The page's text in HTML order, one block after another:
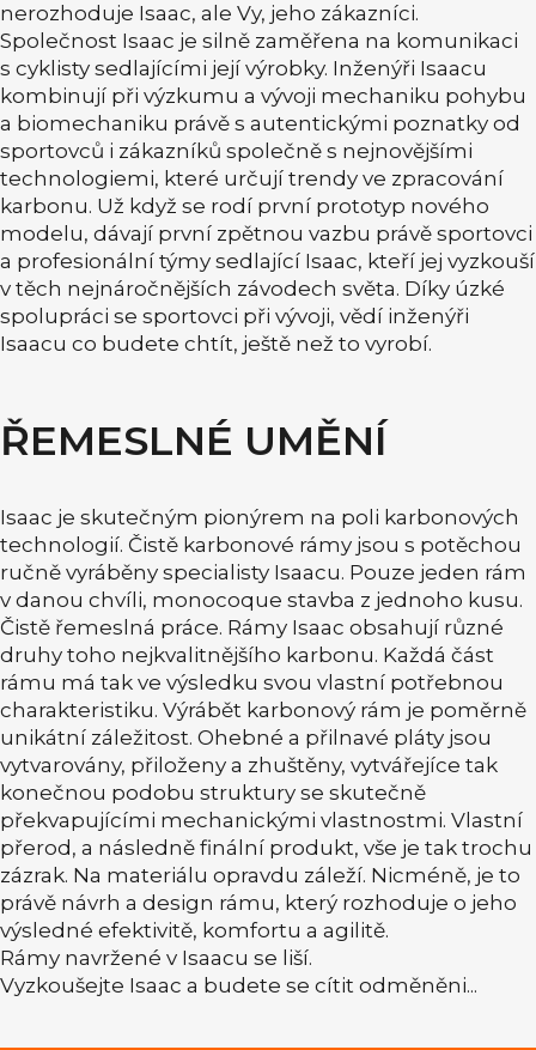
nerozhoduje Isaac, ale Vy, jeho zákazníci.
Společnost Isaac je silně zaměřena na komunikaci
s cyklisty sedlajícími její výrobky. Inženýři Isaacu
kombinují při výzkumu a vývoji mechaniku pohybu
a biomechaniku právě s autentickými poznatky od
sportovců i zákazníků společně s nejnovějšími
technologiemi, které určují trendy ve zpracování
karbonu. Už když se rodí první prototyp nového
modelu, dávají první zpětnou vazbu právě sportovci
a profesionální týmy sedlající Isaac, kteří jej vyzkouší
v těch nejnáročnějších závodech světa. Díky úzké
spolupráci se sportovci při vývoji, vědí inženýři
Isaacu co budete chtít, ještě než to vyrobí.
ŘEMESLNÉ UMĚNÍ
Isaac je skutečným pionýrem na poli karbonových
technologií. Čistě karbonové rámy jsou s potěchou
ručně vyráběny specialisty Isaacu. Pouze jeden rám
v danou chvíli, monocoque stavba z jednoho kusu.
Čistě řemeslná práce. Rámy Isaac obsahují různé
druhy toho nejkvalitnějšího karbonu. Každá část
rámu má tak ve výsledku svou vlastní potřebnou
charakteristiku. Výrábět karbonový rám je poměrně
unikátní záležitost. Ohebné a přilnavé pláty jsou
vytvarovány, přiloženy a zhuštěny, vytvářejíce tak
konečnou podobu struktury se skutečně
překvapujícími mechanickými vlastnostmi. Vlastní
přerod, a následně finální produkt, vše je tak trochu
zázrak. Na materiálu opravdu záleží. Nicméně, je to
právě návrh a design rámu, který rozhoduje o jeho
výsledné efektivitě, komfortu a agilitě.
Rámy navržené v Isaacu se liší.
Vyzkoušejte Isaac a budete se cítit odměněni...